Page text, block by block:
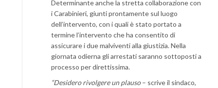
Determinante anche la stretta collaborazione con
i Carabinieri, giunti prontamente sul luogo
dell’intervento, con i quali è stato portato a
termine l’intervento che ha consentito di
assicurare i due malviventi alla giustizia. Nella
giornata odierna gli arrestati saranno sottoposti a
processo per direttissima.
“Desidero rivolgere un plauso– scrive il sindaco,